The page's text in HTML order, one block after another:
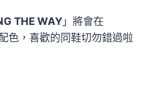
THE WAY 」將會在
色，喜歡的同鞋切勿錯過啦